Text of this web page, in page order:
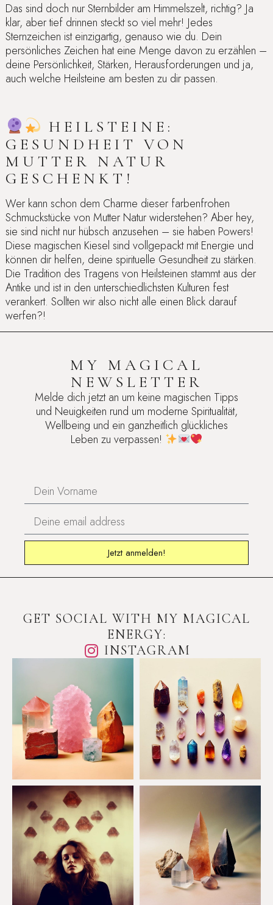
Das sind doch nur Sternbilder am Himmelszelt, richtig? Ja
klar, aber tief drinnen steckt so viel mehr! Jedes
Sternzeichen ist einzigartig, genauso wie du. Dein
persönliches Zeichen hat eine Menge davon zu erzählen –
deine Persönlichkeit, Stärken, Herausforderungen und ja,
auch welche Heilsteine am besten zu dir passen.
HEILSTEINE:
GESUNDHEIT VON
MUTTER NATUR
GESCHENKT!
Wer kann schon dem Charme dieser farbenfrohen
Schmuckstücke von Mutter Natur widerstehen? Aber hey,
sie sind nicht nur hübsch anzusehen – sie haben Powers!
Diese magischen Kiesel sind vollgepackt mit Energie und
können dir helfen, deine spirituelle Gesundheit zu stärken.
Die Tradition des Tragens von Heilsteinen stammt aus der
Antike und ist in den unterschiedlichsten Kulturen fest
verankert. Sollten wir also nicht alle einen Blick darauf
werfen?!
MY MAGICAL
NEWSLETTER
Melde dich jetzt an um keine magischen Tipps
und Neuigkeiten rund um moderne Spiritualität,
Wellbeing und ein ganzheitlich glückliches
Leben zu verpassen!
Jetzt anmelden!
GET SOCIAL WITH MY MAGICAL
ENERGY:
INSTAGRAM